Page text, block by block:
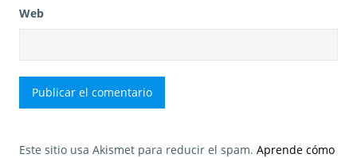
Web
Este sitio usa Akismet para reducir el spam. Aprende cómo